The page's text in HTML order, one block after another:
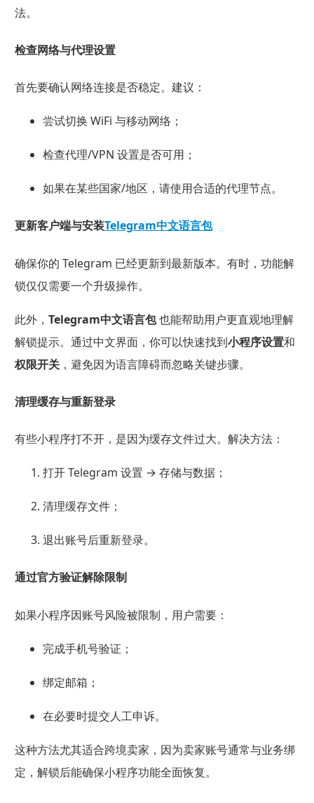
法。
检查网络与代理设置
首先要确认网络连接是否稳定。建议：
尝试切换 WiFi 与移动网络；
检查代理/VPN 设置是否可用；
如果在某些国家/地区，请使用合适的代理节点。
更新客户端与安装Telegram中文语言包
确保你的 Telegram 已经更新到最新版本。有时，功能解
锁仅仅需要一个升级操作。
此外， Telegram中文语言包也能帮助用户更直观地理解
解锁提示。通过中文界面，你可以快速找到小程序设置和
权限开关，避免因为语言障碍而忽略关键步骤。
清理缓存与重新登录
有些小程序打不开，是因为缓存文件过大。解决方法：
打开 Telegram 设置 → 存储与数据；
清理缓存文件；
退出账号后重新登录。
通过官方验证解除限制
如果小程序因账号风险被限制，用户需要：
完成手机号验证；
绑定邮箱；
在必要时提交人工申诉。
这种方法尤其适合跨境卖家，因为卖家账号通常与业务绑
定，解锁后能确保小程序功能全面恢复。